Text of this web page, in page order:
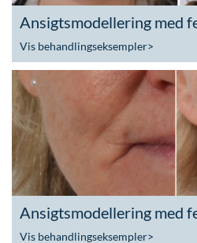
Ansigtsmodellering med
Vis behandlingseksempler>
Ansigtsmodellering med
Vis behandlingseksempler>